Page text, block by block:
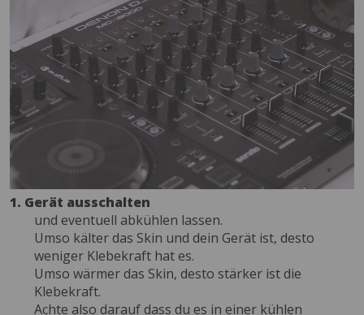
1. Gerät ausschalten
und eventuell abkühlen lassen.
Umso kälter das Skin und dein Gerät ist, desto
weniger Klebekraft hat es.
Umso wärmer das Skin, desto stärker ist die
Klebekraft.
Achte also darauf dass du es in einer kühlen